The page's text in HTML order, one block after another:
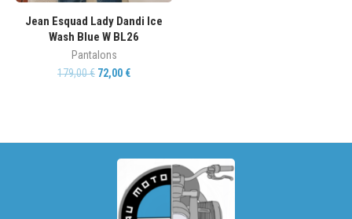
Jean Esquad Lady Dandi Ice
Wash Blue W BL26
Pantalons
179,00€ 72,00 €